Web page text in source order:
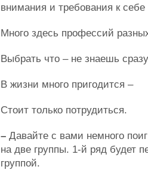
внимания и требования к
Много здесь профессий
Выбрать что – не знаешь
В жизни много пригодится –
Стоит только потрудиться.
– Давайте с вами немного
на две группы. 1-й ряд будет
группой.